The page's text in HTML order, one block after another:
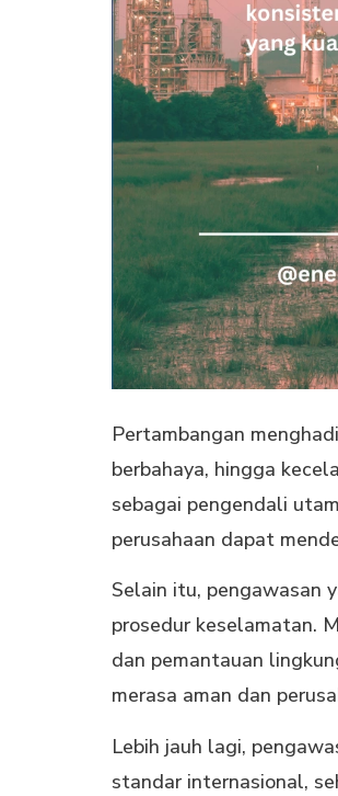
Pertambangan
berbahaya, hingga
sebagai pengendali
perusahaan dapat
Selain itu, pengawasan
prosedur keselamatan.
dan pemantauan
merasa aman dan
Lebih jauh lagi,
standar internasional,